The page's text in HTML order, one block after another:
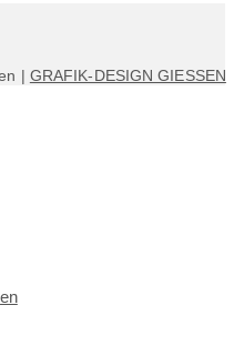
| GRAFIK-DESIGN GIESSEN